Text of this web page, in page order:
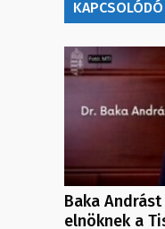
Baka
elnöknek a